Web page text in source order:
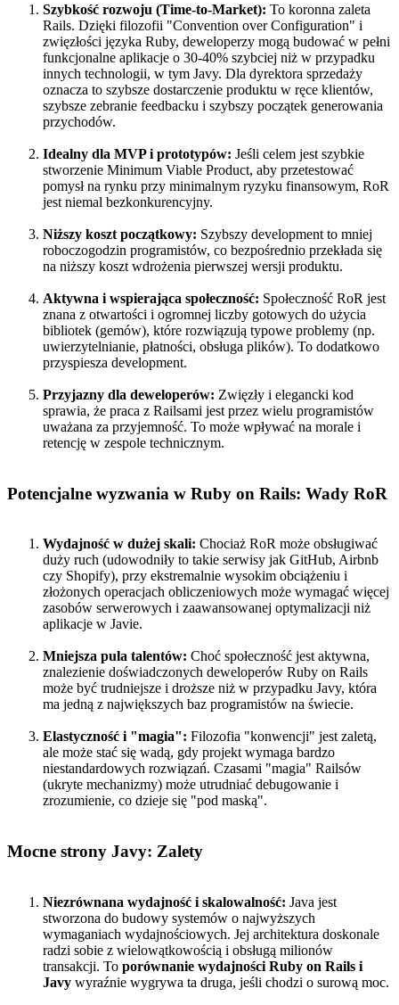
Szybkość rozwoju (Time-to-Market): To koronna zaleta
Rails. Dzięki filozofii "Convention over Configuration" i
zwięzłości języka Ruby, deweloperzy mogą budować w pełni
funkcjonalne aplikacje o 30-40% szybciej niż w przypadku
innych technologii, w tym Javy. Dla dyrektora sprzedaży
oznacza to szybsze dostarczenie produktu w ręce klientów,
szybsze zebranie feedbacku i szybszy początek generowania
przychodów.
Idealny dla MVP i prototypów: Jeśli celem jest szybkie
stworzenie Minimum Viable Product, aby przetestować
pomysł na rynku przy minimalnym ryzyku finansowym, RoR
jest niemal bezkonkurencyjny.
Niższy koszt początkowy: Szybszy development to mniej
roboczogodzin programistów, co bezpośrednio przekłada się
na niższy koszt wdrożenia pierwszej wersji produktu.
Aktywna i wspierająca społeczność: Społeczność RoR jest
znana z otwartości i ogromnej liczby gotowych do użycia
bibliotek (gemów), które rozwiązują typowe problemy (np.
uwierzytelnianie, płatności, obsługa plików). To dodatkowo
przyspiesza development.
Przyjazny dla deweloperów: Zwięzły i elegancki kod
sprawia, że praca z Railsami jest przez wielu programistów
uważana za przyjemność. To może wpływać na morale i
retencję w zespole technicznym.
Potencjalne wyzwania w Ruby on Rails: Wady RoR
Wydajność w dużej skali: Chociaż RoR może obsługiwać
duży ruch (udowodniły to takie serwisy jak GitHub, Airbnb
czy Shopify), przy ekstremalnie wysokim obciążeniu i
złożonych operacjach obliczeniowych może wymagać więcej
zasobów serwerowych i zaawansowanej optymalizacji niż
aplikacje w Javie.
Mniejsza pula talentów: Choć społeczność jest aktywna,
znalezienie doświadczonych deweloperów Ruby on Rails
może być trudniejsze i droższe niż w przypadku Javy, która
ma jedną z największych baz programistów na świecie.
Elastyczność i "magia": Filozofia "konwencji" jest zaletą,
ale może stać się wadą, gdy projekt wymaga bardzo
niestandardowych rozwiązań. Czasami "magia" Railsów
(ukryte mechanizmy) może utrudniać debugowanie i
zrozumienie, co dzieje się "pod maską".
Mocne strony Javy: Zalety
Niezrównana wydajność i skalowalność: Java jest
stworzona do budowy systemów o najwyższych
wymaganiach wydajnościowych. Jej architektura doskonale
radzi sobie z wielowątkowością i obsługą milionów
transakcji. To porównanie wydajności Ruby on Rails i
Javy wyraźnie wygrywa ta druga, jeśli chodzi o surową moc.